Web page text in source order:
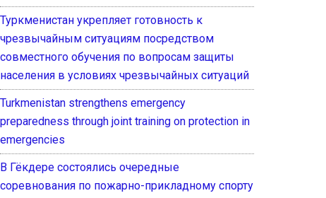
Туркменистан укрепляет готовность к
чрезвычайным ситуациям посредством
совместного обучения по вопросам защиты
населения в условиях чрезвычайных ситуаций
Turkmenistan strengthens emergency
preparedness through joint training on protection in
emergencies
В Гёкдере состоялись очередные
соревнования по пожарно-прикладному спорту